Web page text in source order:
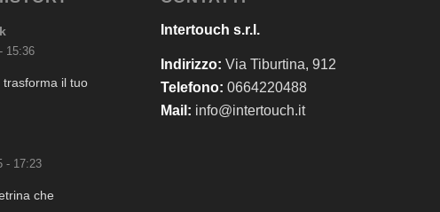
15:36
trasforma il tuo
- 17:23
che
Intertouch s.r.l.
Indirizzo: Via Tiburtina, 912
Telefono: 0664220488
Mail: info@intertouch.it